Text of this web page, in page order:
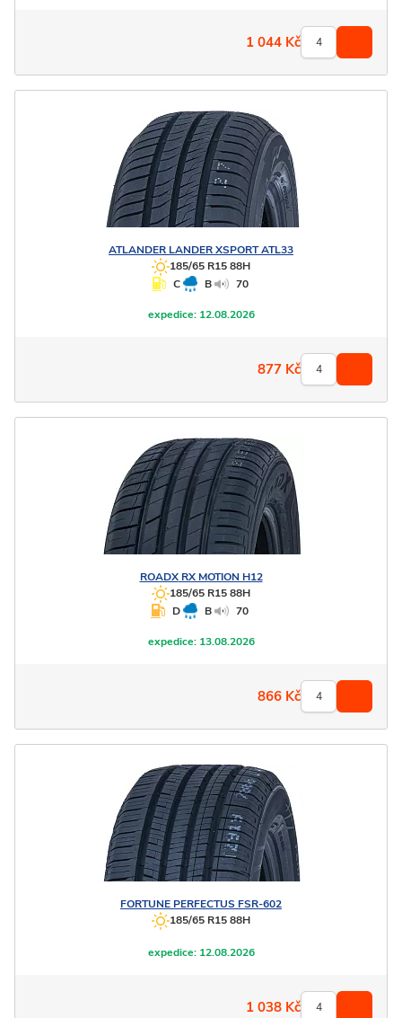
1 044 Kč
ATLANDER LANDER XSPORT ATL33
185/65 R15 88H
C
B 70
expedice:12.08.2026
877 Kč
ROADXRX MOTION H12
185/65 R15 88H
D
B 70
expedice:13.08.2026
866 Kč
FORTUNE PERFECTUS FSR-602
185/65 R15 88H
expedice:12.08.2026
1 038 Kč